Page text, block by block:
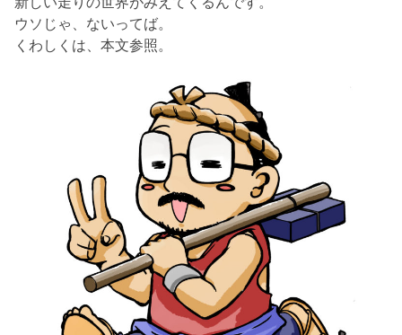
ウソじゃ、ないってば。
くわしくは、本文参照。